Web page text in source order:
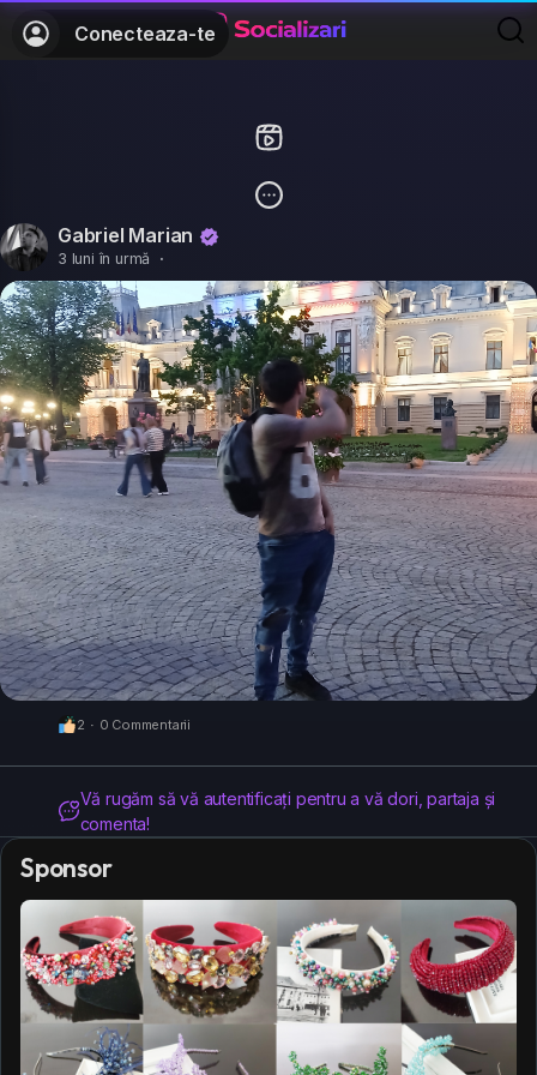
Conecteaza-te
Gabriel Marian
3 luni în urmă ·
2 · 0 Commentarii
Vă rugăm să vă autentificați pentru a vă dori, partaja și
comenta!
Sponsor